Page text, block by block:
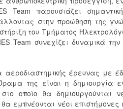
παρουσιάζει σημαντική
στην προώθηση της
του Τμήματος
Team συνεχίζει δυναμικά
αεροδιαστημικής έρευνας με
της είναι η δημιουργία
οποίο θα δημιουργούνται
εμπνέονται νέοι επιστήμονες